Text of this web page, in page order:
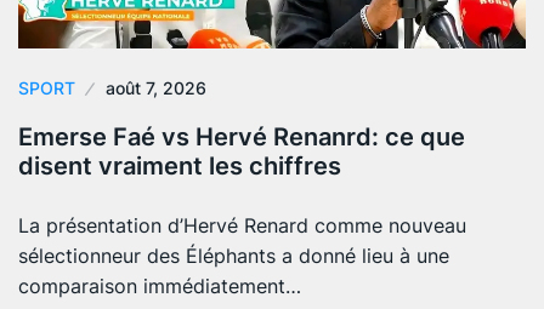
SPORT août 7, 2026
Emerse Faé vs Hervé Renanrd: ce que
disent vraiment les chiffres
La présentation d’Hervé Renard comme nouveau
sélectionneur des Éléphants a donné lieu à une
comparaison immédiatement…